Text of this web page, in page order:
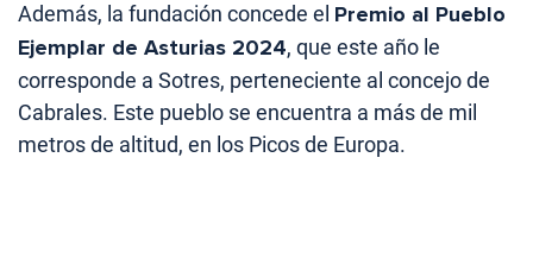
Además, la fundación concede el Premio al Pueblo
Ejemplar de Asturias 2024, que este año le
corresponde a Sotres, perteneciente al concejo de
Cabrales. Este pueblo se encuentra a más de mil
metros de altitud, en los Picos de Europa.